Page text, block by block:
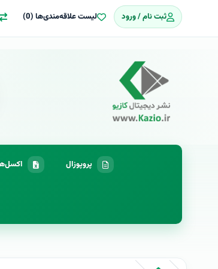
ثبت نام / ورود لیست علاقه‌مندی‌ها (0)
پروپوزال